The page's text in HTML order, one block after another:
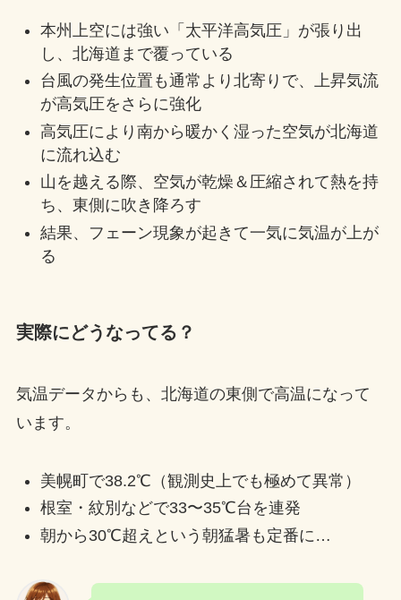
本州上空には強い「太平洋高気圧」が張り出
し、北海道まで覆っている
台風の発生位置も通常より北寄りで、上昇気流
が高気圧をさらに強化
高気圧により南から暖かく湿った空気が北海道
に流れ込む
山を越える際、空気が乾燥＆圧縮されて熱を持
ち、東側に吹き降ろす
結果、フェーン現象が起きて一気に気温が上が
る
実際にどうなってる？
気温データからも、北海道の東側で高温になって
います。
美幌町で38.2℃（観測史上でも極めて異常）
根室・紋別などで33〜35℃台を連発
朝から30℃超えという朝猛暑も定番に…